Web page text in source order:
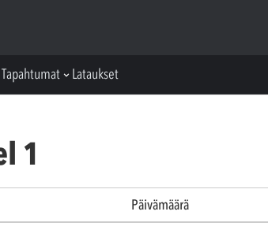
Tapahtumat Lataukset
1
Päivämäärä